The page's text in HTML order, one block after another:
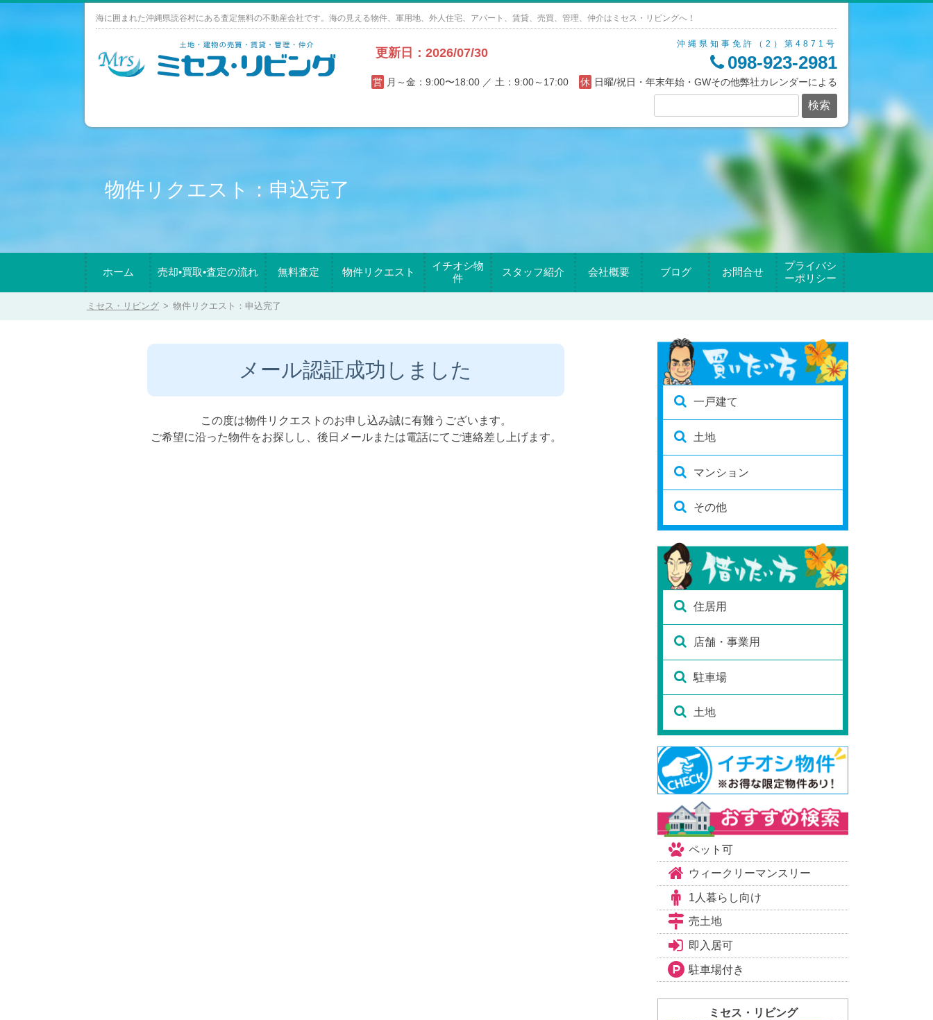
海に囲まれた沖縄県読谷村にある査定無料の不動産会社です。海の見える物件、軍用地、外人住宅、アパート、賃貸、売買、管理、仲介はミセス・リビングへ！
更新日：2026/07/30
沖縄県知事免許（2）第4871号
098-923-2981
営 月～金：9:00〜18:00 ／ 土：9:00～17:00 休 日曜/祝日・年末年始・GWその他弊社カレンダーによる
物件リクエスト：申込完了
ホーム 売却•買取•査定の流れ 無料査定 物件リクエスト
イチオシ物
件
スタッフ紹介 会社概要 ブログ お問合せ
プライバシ
ーポリシー
ミセス・リビング > 物件リクエスト：申込完了
メール認証成功しました
この度は物件リクエストのお申し込み誠に有難うございます。
ご希望に沿った物件をお探しし、後日メールまたは電話にてご連絡差し上げます。
一戸建て
土地
マンション
その他
住居用
店舗・事業用
駐車場
土地
ペット可
ウィークリーマンスリー
1人暮らし向け
売土地
即入居可
駐車場付き
ミセス・リビング